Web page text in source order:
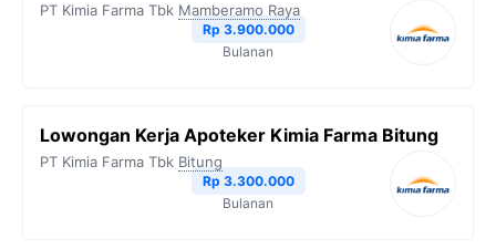
PT Kimia Farma Tbk Mamberamo Raya
Rp 3.900.000
Bulanan
Lowongan Kerja Apoteker Kimia Farma Bitung
PT Kimia Farma Tbk Bitung
Rp 3.300.000
Bulanan